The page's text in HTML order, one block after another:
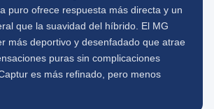
puro ofrece respuesta más directa y un
que la suavidad del híbrido. El MG
más deportivo y desenfadado que atrae
puras sin complicaciones
es más refinado, pero menos